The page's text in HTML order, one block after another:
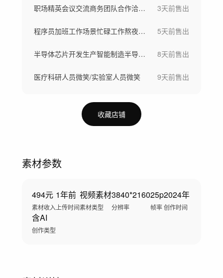
职场精英会议交流商务团队合作洽谈团队欢呼 3天前售出
程序员加班工作场景忙碌工作熬夜写代码 5天前售出
半导体芯片开发生产智能制造半导体晶圆制造 8天前售出
医疗科研人员微笑/实验室人员微笑 9天前售出
收藏店铺
素材参数
494元
素材收入
1年前
上传时间
视频素材
素材类型
3840*2160
分辨率
25p
帧率
2024年
创作时间
含AI
创作类型